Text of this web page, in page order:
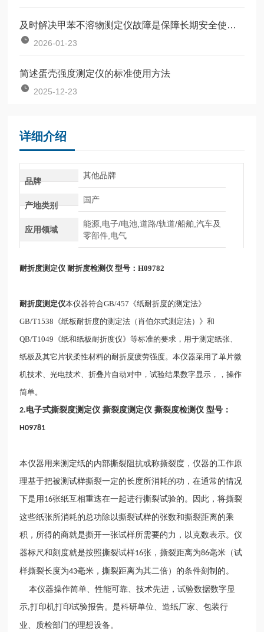
及时解决甲苯不溶物测定仪故障是保障长期安全使用的关键
2026-01-23
简述蛋壳强度测定仪的标准使用方法
2025-12-23
详细介绍
品牌
其他品牌
产地类别
国产
应用领域
能源,电子/电池,道路/轨道/船舶,汽车及
零部件,电气
耐折度测定仪 耐折度检测仪 型号：H09782
耐折度测定仪本仪器符合GB/457《纸耐折度的测定法》
GB/T1538《纸板耐折度的测定法（肖伯尔式测定法）》和
QB/T1049《纸和纸板耐折度仪》等标准的要求，用于测定纸张、
纸板及其它片状柔性材料的耐折度疲劳强度。本仪器采用了单片微
机技术、光电技术、折叠片自动对中，试验结果数字显示，，操作
简单。
2. 电子式撕裂度测定仪 撕裂度测定仪 撕裂度检测仪 型号：
H09781
本仪器用来测定纸的内部撕裂阻抗或称撕裂度，仪器的工作原
理基于把被测试样撕裂一定的长度所消耗的功，在通常的情况
下是用 16张纸互相重迭在一起进行撕裂试验的。因此，将撕裂
这些纸张所消耗的总功除以撕裂试样的张数和撕裂距离的乘
积，所得的商就是撕开一张试样所需要的力，以克数表示。仪
器标尺和刻度就是按照撕裂试样16张，撕裂距离为86毫米（试
样撕裂长度为43毫米，撕裂距离为其二倍）的条件刻制的。
本仪器操作简单、性能可靠、技术先进，试验数据数字显
示,打印机打印试验报告。是科研单位、造纸厂家、包装行
业、质检部门的理想设备。